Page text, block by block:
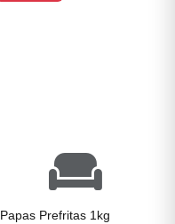
Papas Prefritas 1kg